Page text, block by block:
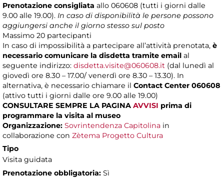
Prenotazione consigliata allo 060608 (tutti i giorni dalle
9.00 alle 19.00). In caso di disponibilità le persone possono
aggiungersi anche il giorno stesso sul posto
Massimo 20 partecipanti
In caso di impossibilità a partecipare all’attività prenotata, è
necessario comunicare la disdetta tramite email al
seguente indirizzo: disdetta.visite@060608.it (dal lunedì al
giovedì ore 8.30 – 17.00/ venerdì ore 8.30 – 13.30). In
alternativa, è necessario chiamare il Contact Center 060608
(attivo tutti i giorni dalle ore 9.00 alle 19.00)
CONSULTARE SEMPRE LA PAGINA AVVISI prima di
programmare la visita al museo
Organizzazione: Sovrintendenza Capitolina in
collaborazione con Zètema Progetto Cultura
Tipo
Visita guidata
Prenotazione obbligatoria: Sì